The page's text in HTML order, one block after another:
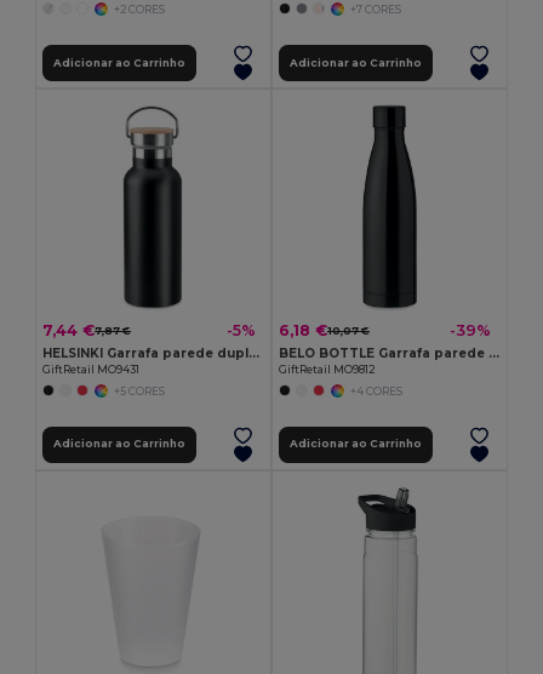
+2 CORES
Adicionar ao Carrinho
+7 CORES
Adicionar ao Carrinho
7,44 €7,87 € -5%
HELSINKI Garrafa parede dupla de 500 ml
GiftRetail MO9431
+5 CORES
Adicionar ao Carrinho
6,18 €10,07 € -39%
BELO BOTTLE Garrafa parede dupla 500ml
GiftRetail MO9812
+4 CORES
Adicionar ao Carrinho